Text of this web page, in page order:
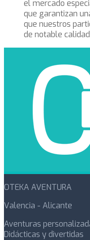
el mercado
que garantizan
que nuestros
de notable
OTEKA AVENTURA
Valencia - Alicante
Aventuras
Didácticas y divertidas